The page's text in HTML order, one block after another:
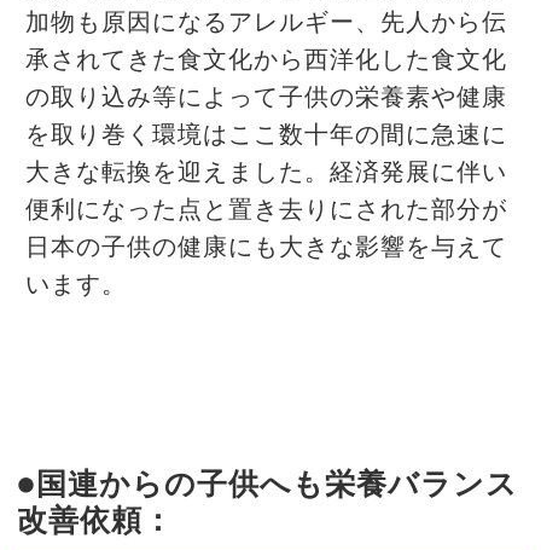
加物も原因になるアレルギー、先人から伝
承されてきた食文化から西洋化した食文化
の取り込み等によって子供の栄養素や健康
を取り巻く環境はここ数十年の間に急速に
大きな転換を迎えました。経済発展に伴い
便利になった点と置き去りにされた部分が
日本の子供の健康にも大きな影響を与えて
います。
●国連からの子供へも栄養バランス
改善依頼：